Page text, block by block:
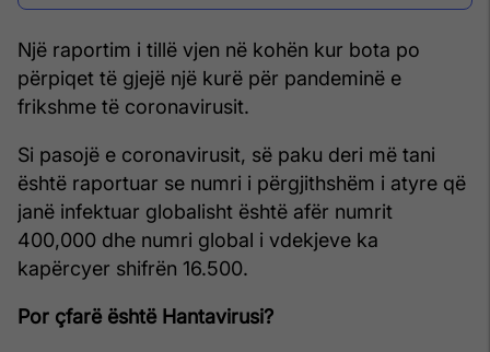
Një raportim i tillë vjen në kohën kur bota po
përpiqet të gjejë një kurë për pandeminë e
frikshme të coronavirusit.
Si pasojë e coronavirusit, së paku deri më tani
është raportuar se numri i përgjithshëm i atyre që
janë infektuar globalisht është afër numrit
400,000 dhe numri global i vdekjeve ka
kapërcyer shifrën 16.500.
Por çfarë është Hantavirusi?